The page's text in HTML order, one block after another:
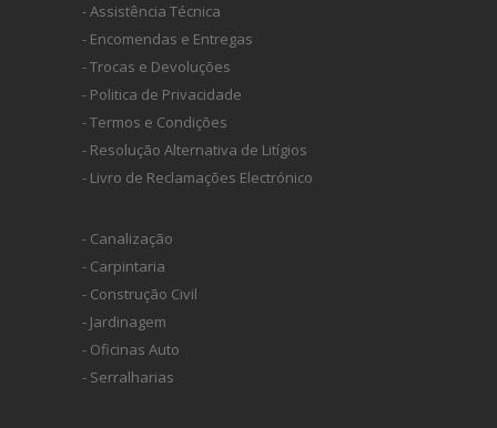
- Assistência Técnica
- Encomendas e Entregas
- Trocas e Devoluções
- Politica de Privacidade
- Termos e Condições
- Resolução Alternativa de Litígios
- Livro de Reclamações Electrónico
- Canalização
- Carpintaria
- Construção Civil
- Jardinagem
- Oficinas Auto
- Serralharias